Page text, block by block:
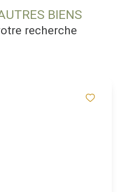
BIENS
recherche